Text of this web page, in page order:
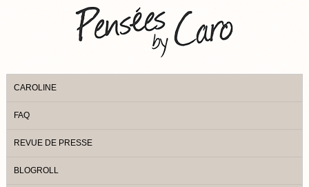
CAROLINE
FAQ
REVUE DE PRESSE
BLOGROLL